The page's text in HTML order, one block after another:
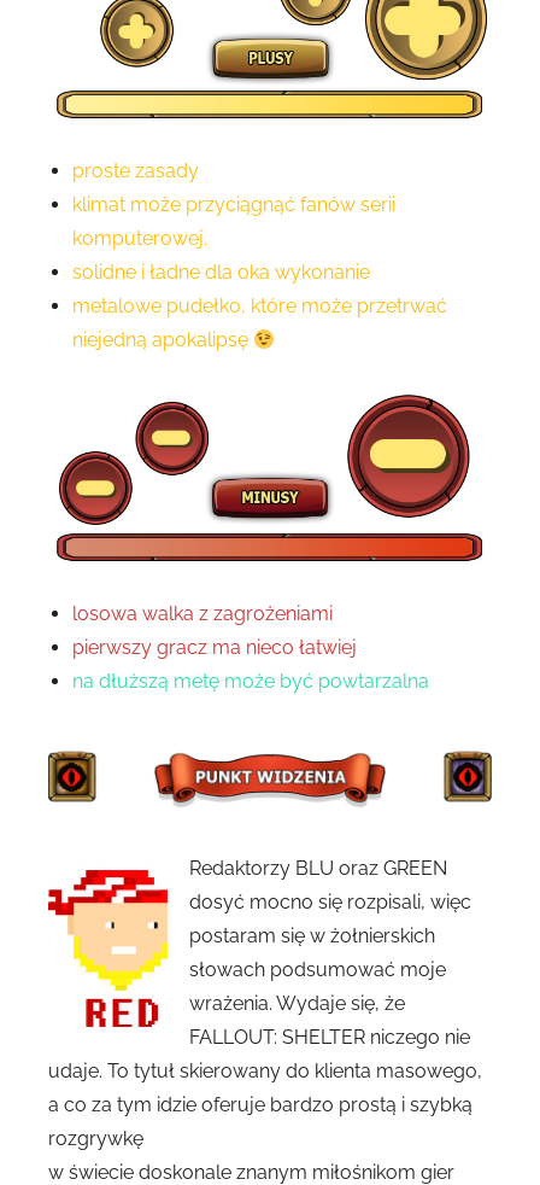
proste zasady
klimat może przyciągnąć fanów serii
komputerowej.
solidne i ładne dla oka wykonanie
metalowe pudełko, które może przetrwać
niejedną apokalipsę
losowa walka z zagrożeniami
pierwszy gracz ma nieco łatwiej
na dłuższą metę może być powtarzalna
Redaktorzy BLU oraz GREEN
dosyć mocno się rozpisali, więc
postaram się w żołnierskich
słowach podsumować moje
wrażenia. Wydaje się, że
FALLOUT: SHELTER niczego nie
udaje. To tytuł skierowany do klienta masowego,
a co za tym idzie oferuje bardzo prostą i szybką
rozgrywkę
w świecie doskonale znanym miłośnikom gier